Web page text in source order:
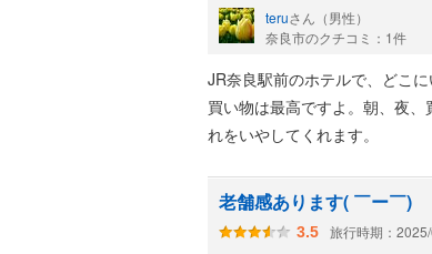
teruさん（男性）
奈良市のクチコミ：1件
JR奈良駅前のホテルで、どこ
買い物は最高ですよ。朝、夜
れをいやしてくれます。
老舗感あります( ￣ー￣)
3.5
旅行時期：